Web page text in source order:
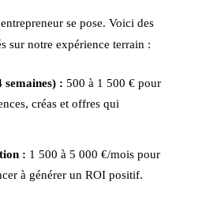
se pose. Voici des
sur notre expérience terrain :
semaines) : 500 à 1 500 € pour
créas et offres qui
: 1 500 à 5 000 €/mois pour
à générer un ROI positif.